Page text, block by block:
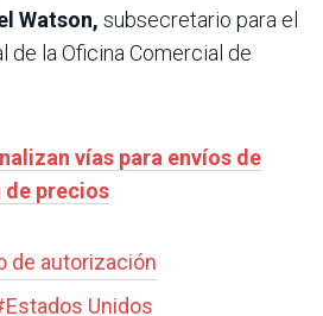
Watson, subsecretario para el
la Oficina Comercial de
vías para envíos de
de precios
de autorización
Estados Unidos